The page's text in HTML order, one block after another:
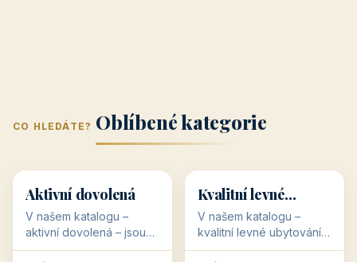
CO HLEDÁTE? Oblíbené kategorie
🥾 36 objektů
Aktivní dovolená
V našem katalogu –
aktivní dovolená – jsou
pro Vás připraveny
💰
💰
34 objektů
Kvalitní levné
ubytování
V našem katalogu –
kvalitní levné ubytování –
jsou pro Vás připraveny